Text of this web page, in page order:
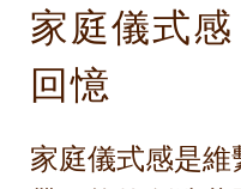
家庭儀式
回憶
家庭儀式感是